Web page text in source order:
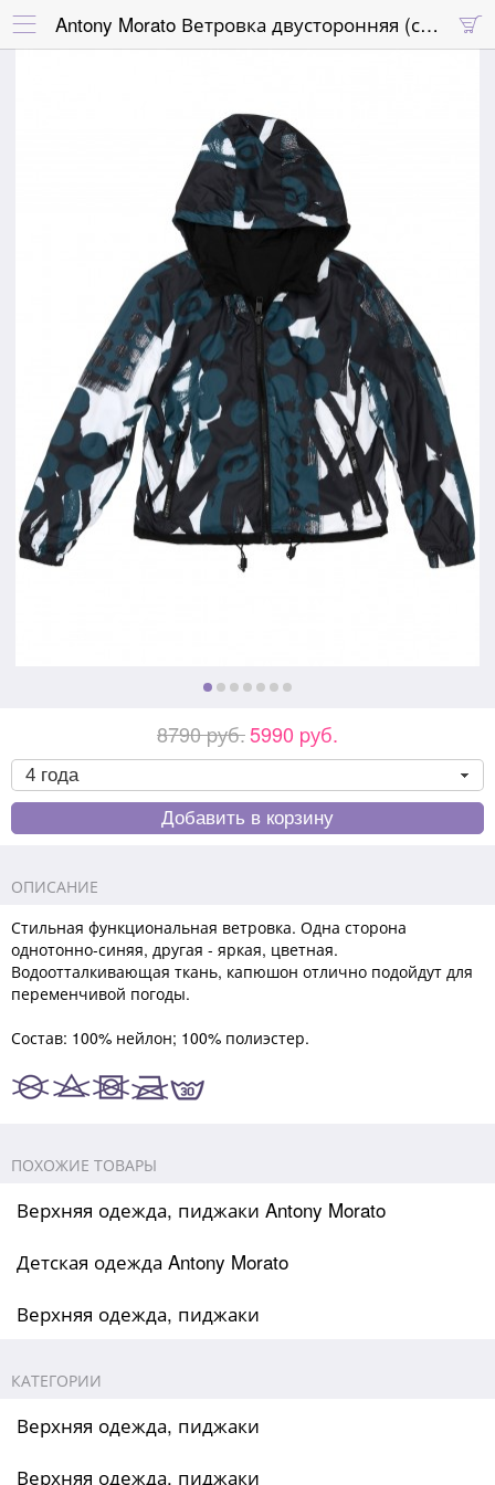
 
Antony Morato Ветровка двусторонняя (синий-абстракция)
8790 pуб.5990 pуб.
ОПИСАНИЕ
Стильная функциональная ветровка. Одна сторона
однотонно-синяя, другая - яркая, цветная.
Водоотталкивающая ткань, капюшон отлично подойдут для
переменчивой погоды.
Состав: 100% нейлон; 100% полиэстер.
ПОХОЖИЕ ТОВАРЫ
Верхняя одежда, пиджаки Antony Morato
Детская одежда Antony Morato
Верхняя одежда, пиджаки
КАТЕГОРИИ
Верхняя одежда, пиджаки
Верхняя одежда, пиджаки